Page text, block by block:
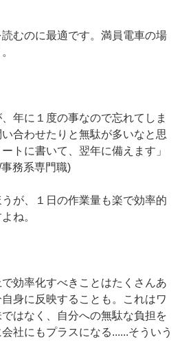
むのに最適です。満員電車の場
年に１度の事なので忘れてしま
合わせたりと無駄が多いなと思
トに書いて、翌年に備えます」
務系専門職)
が、１日の作業量も楽で効率的
ね。
効率化すべきことはたくさんあ
身に反映することも。これはワ
はなく、自分への無駄な負担を
社にもプラスになる......そういう